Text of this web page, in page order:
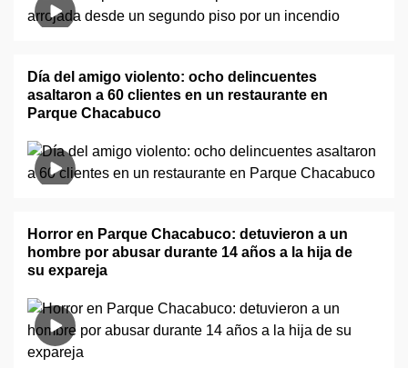
Día del amigo violento: ocho delincuentes
asaltaron a 60 clientes en un restaurante en
Parque Chacabuco
Horror en Parque Chacabuco: detuvieron a un
hombre por abusar durante 14 años a la hija de
su expareja